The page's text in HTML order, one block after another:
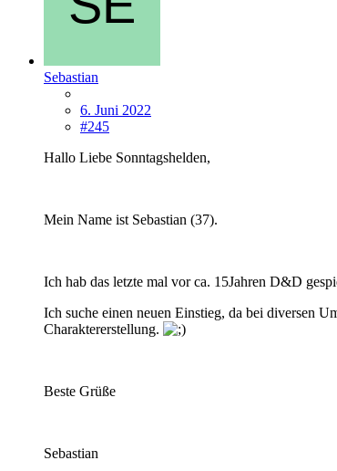
Sebastian
6. Juni 2022
#245
Hallo Liebe Sonntagshelden,
Mein Name ist Sebastian (37).
Ich hab das letzte mal vor ca. 15Jahren D&D
Ich suche einen neuen Einstieg, da bei diversen
Charaktererstellung.
Beste Grüße
Sebastian